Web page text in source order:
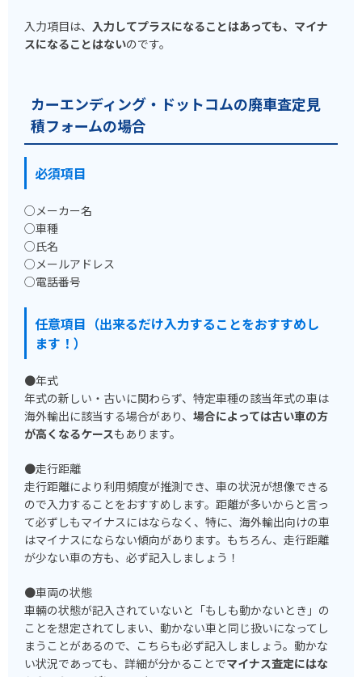
入力項目は、 入力してプラスになることはあっても、マイナ
スになることはないのです。
カーエンディング・ドットコムの廃車査定見
積フォームの場合
必須項目
○メーカー名
○車種
○氏名
○メールアドレス
○電話番号
任意項目（出来るだけ入力することをおすすめし
ます！）
●年式
年式の新しい・古いに関わらず、特定車種の該当年式の車は
海外輸出に該当する場合があり、 場合によっては古い車の方
が高くなるケースもあります。
●走行距離
走行距離により利用頻度が推測でき、車の状況が想像できる
ので入力することをおすすめします。距離が多いからと言っ
て必ずしもマイナスにはならなく、特に、海外輸出向けの車
はマイナスにならない傾向があります。もちろん、走行距離
が少ない車の方も、必ず記入しましょう！
●車両の状態
車輛の状態が記入されていないと「もしも動かないとき」の
ことを想定されてしまい、動かない車と同じ扱いになってし
まうことがあるので、こちらも必ず記入しましょう。動かな
い状況であっても、詳細が分かることでマイナス査定にはな